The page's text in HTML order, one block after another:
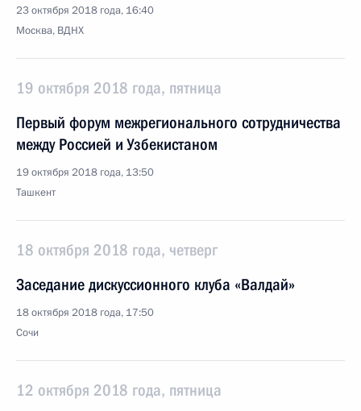
23 октября 2018 года, 16:40
Москва, ВДНХ
19 октября 2018 года, пятница
Первый форум межрегионального сотрудничества
между Россией и Узбекистаном
19 октября 2018 года, 13:50
Ташкент
18 октября 2018 года, четверг
Заседание дискуссионного клуба «Валдай»
18 октября 2018 года, 17:50
Сочи
12 октября 2018 года, пятница